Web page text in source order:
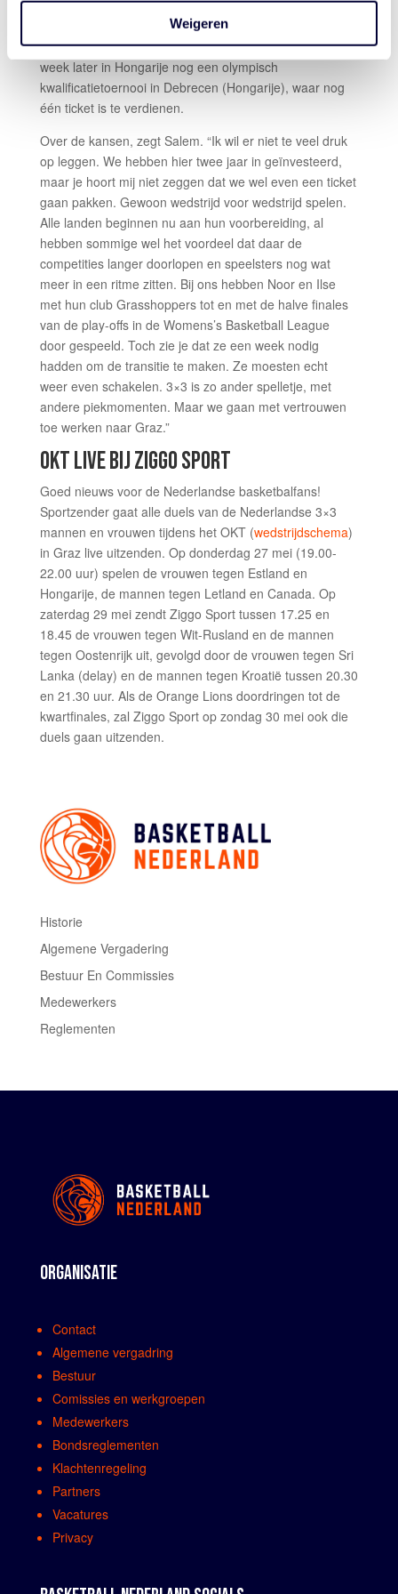
Weigeren
Nederland krijgt twee kansen om zich voor Tokyo te
plaatsen. Mochten de Orange Lions er niet in slagen in
Graz een van de drie tickets te pakken, dan volgt een
week later in Hongarije nog een olympisch
kwalificatietoernooi in Debrecen (Hongarije), waar nog
één ticket is te verdienen.
Over de kansen, zegt Salem. “Ik wil er niet te veel druk
op leggen. We hebben hier twee jaar in geïnvesteerd,
maar je hoort mij niet zeggen dat we wel even een ticket
gaan pakken. Gewoon wedstrijd voor wedstrijd spelen.
Alle landen beginnen nu aan hun voorbereiding, al
hebben sommige wel het voordeel dat daar de
competities langer doorlopen en speelsters nog wat
meer in een ritme zitten. Bij ons hebben Noor en Ilse
met hun club Grasshoppers tot en met de halve finales
van de play-offs in de Womens’s Basketball League
door gespeeld. Toch zie je dat ze een week nodig
hadden om de transitie te maken. Ze moesten echt
weer even schakelen. 3×3 is zo ander spelletje, met
andere piekmomenten. Maar we gaan met vertrouwen
toe werken naar Graz.”
OKT LIVE BIJ ZIGGO SPORT
Goed nieuws voor de Nederlandse basketbalfans!
Sportzender gaat alle duels van de Nederlandse 3×3
mannen en vrouwen tijdens het OKT (wedstrijdschema)
in Graz live uitzenden. Op donderdag 27 mei (19.00-
22.00 uur) spelen de vrouwen tegen Estland en
Hongarije, de mannen tegen Letland en Canada. Op
zaterdag 29 mei zendt Ziggo Sport tussen 17.25 en
18.45 de vrouwen tegen Wit-Rusland en de mannen
tegen Oostenrijk uit, gevolgd door de vrouwen tegen Sri
Lanka (delay) en de mannen tegen Kroatië tussen 20.30
en 21.30 uur. Als de Orange Lions doordringen tot de
kwartfinales, zal Ziggo Sport op zondag 30 mei ook die
duels gaan uitzenden.
Historie
Algemene Vergadering
Bestuur En Commissies
Medewerkers
Reglementen
ORGANISATIE
Contact
Algemene vergadring
Bestuur
Comissies en werkgroepen
Medewerkers
Bondsreglementen
Klachtenregeling
Partners
Vacatures
Privacy